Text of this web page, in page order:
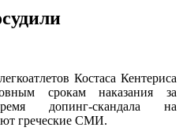
Костаса Кентериса
срокам наказания за
допинг-скандала на
греческие СМИ.